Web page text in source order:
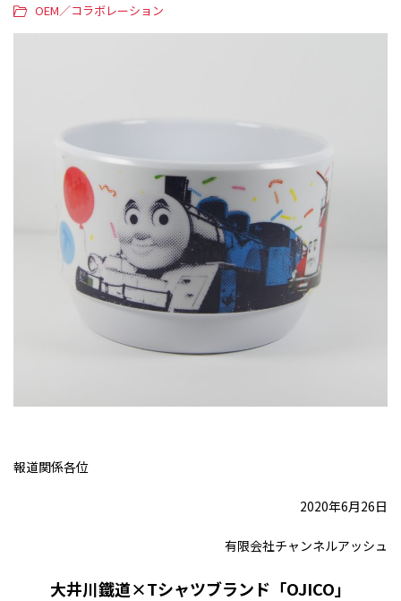
OEM／コラボレーション
報道関係各位
2020年6月26日
有限会社チャンネルアッシュ
大井川鐵道×Tシャツブランド「OJICO」